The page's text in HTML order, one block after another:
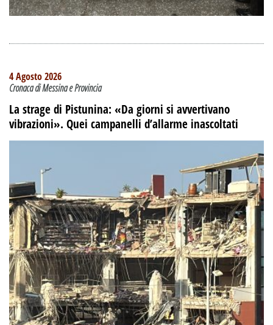
4 Agosto 2026
Cronaca di Messina e Provincia
La strage di Pistunina: «Da giorni si avvertivano
vibrazioni». Quei campanelli d’allarme inascoltati